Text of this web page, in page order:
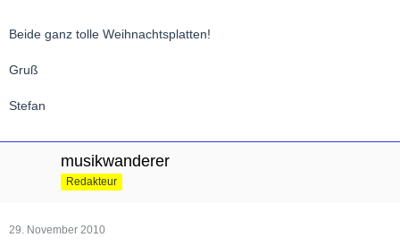
Beide ganz tolle Weihnachtsplatten!
Gruß
Stefan
musikwanderer
Redakteur
29. November 2010